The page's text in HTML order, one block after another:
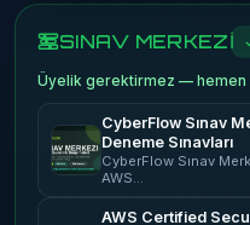
SINAV MERKEZİ
Üyelik gerektirmez — hemen
CyberFlow Sınav
Deneme Sınavları
CyberFlow Sınav
AWS…
AWS Certified